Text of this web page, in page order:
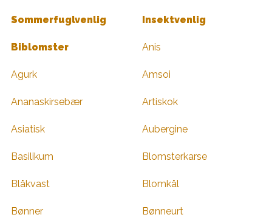
Sommerfuglvenlig Insektvenlig
Biblomster Anis
Agurk Amsoi
Ananaskirsebær Artiskok
Asiatisk Aubergine
Basilikum Blomsterkarse
Blåkvast Blomkål
Bønner Bønneurt